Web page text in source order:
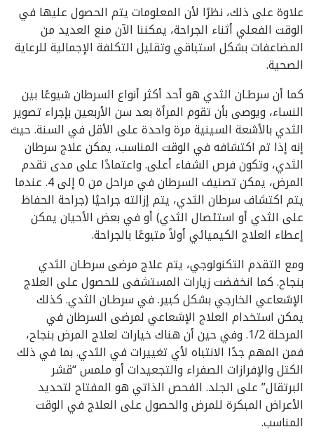
علاوة على ذلك، نظرًا لأن المعلومات يتم الحصول عليها في
الوقت الفعلي أثناء الجراحة، يمكننا الآن منع العديد من
المضاعفات بشكل استباقي وتقليل التكلفة الإجمالية للرعاية
الصحية.
كما أن سرطـان الثدي هو أحد أكثر أنواع السرطان شيوعًا بين
النساء، ويوصى بأن تقوم المرأة بعد سن الأربعين بإجراء تصوير
الثدي بالأشعة السينية مرة واحدة على الأقل في السنة. حيث
إنه إذا تم اكتشافه في الوقت المناسب، يمكن علاج سرطان
الثدي، وتكون فرص الشفاء أعلى. واعتمادًا على مدى تقدم
المرض، يمكن تصنيف السرطان في مراحل من 0 إلى 4. عندما
يتم اكتشاف سرطان الثدي، يتم إزالته جراحيًا (جراحة الحفاظ
على الثدي أو استئصال الثدي) أو في بعض الأحيان يمكن
إعطاء العلاج الكيميائي أولاً متبوعًا بالجراحة.
ومع التقدم التكنولوجي، يتم علاج مرضى سرطـان الثدي
بنجاح. كما انخفضت زيارات المستشفى للحصول على العلاج
الإشعاعي الخارجي بشكل كبير. في سرطـان الثدي. كذلك
يمكن استخدام العلاج الإشعاعي لمرضى السرطان في
المرحلة 1/2. وفي حين أن هناك خيارات لعلاج المرض بنجاح،
فمن المهم جدًا الانتباه لأي تغييرات في الثدي. بما في ذلك
الكتل والإفرازات الصفراء والتجعيدات أو ملمس “قشر
البرتقال” على الجلد. الفحص الذاتي هو المفتاح لتحديد
الأعراض المبكرة للمرض والحصول على العلاج في الوقت
المناسب.